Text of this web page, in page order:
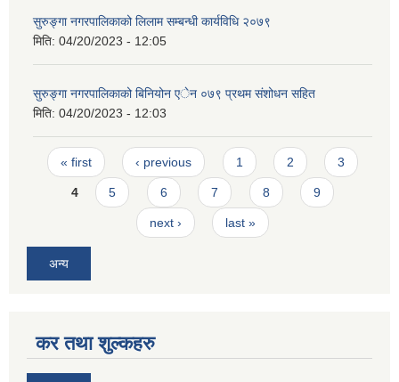
सुरुङ्गा नगरपालिकाको लिलाम सम्बन्धी कार्यविधि २०७९
मिति: 04/20/2023 - 12:05
सुरुङ्गा नगरपालिकाको बिनियोन एेन ०७९ प्रथम संशोधन सहित
मिति: 04/20/2023 - 12:03
Pages
« first ‹ previous 1 2 3
4 5 6 7 8 9
next › last »
अन्य
कर तथा शुल्कहरु